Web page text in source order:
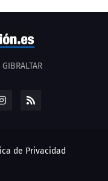
de Privacidad